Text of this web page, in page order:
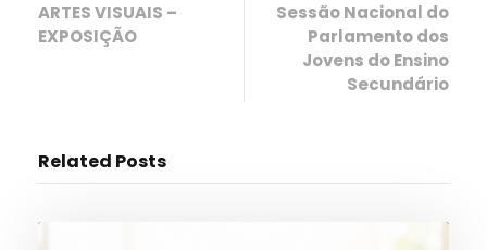
ARTES VISUAIS –
EXPOSIÇÃO
Sessão Nacional do
Parlamento dos
Jovens do Ensino
Secundário
Related Posts